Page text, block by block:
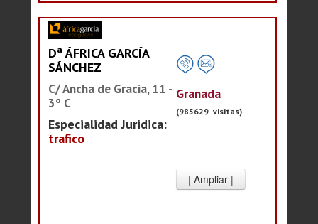
Dª ÁFRICA GARCÍA
SÁNCHEZ
C/ Ancha de Gracia, 11 -
3º C
Especialidad Juridica:
trafico
Granada
(985629 visitas)